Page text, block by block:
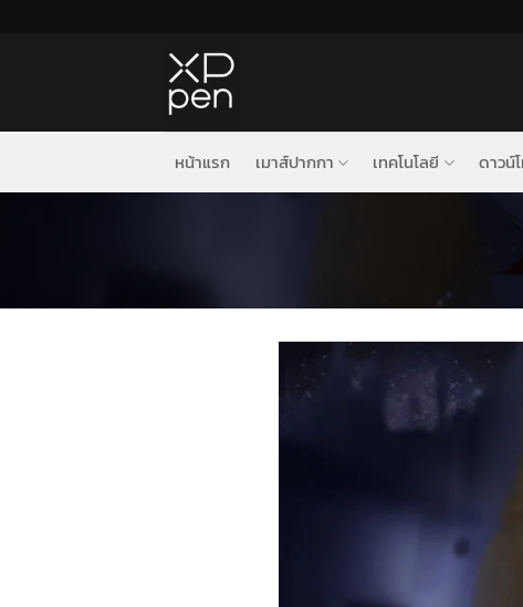
หน้าแรก เมาส์ปากกา เทคโนโลยี ดาวน์